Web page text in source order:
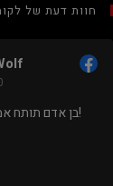
חוות דעת של
בן אדם תותח אמין אחלה של מחירים!